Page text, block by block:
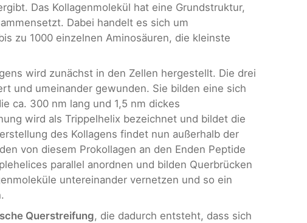
Das Kollagenmolekül hat eine Grundstruktur,
Dabei handelt es sich um
zu 1000 einzelnen Aminosäuren, die kleinste
wird zunächst in den Zellen hergestellt. Die drei
und umeinander gewunden. Sie bilden eine sich
ca. 300 nm lang und 1,5 nm dickes
wird als Trippelhelix bezeichnet und bildet die
des Kollagens findet nun außerhalb der
von diesem Prokollagen an den Enden Peptide
parallel anordnen und bilden Querbrücken
untereinander vernetzen und so ein
Querstreifung, die dadurch entsteht, dass sich